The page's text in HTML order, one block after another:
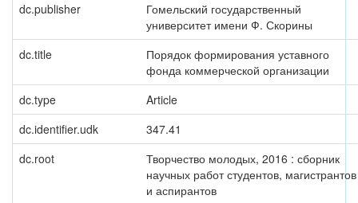
dc.publisher
Гомельский государственный
университет имени Ф. Скорины
dc.title
Порядок формирования уставного
фонда коммерческой организации
dc.type
Article
dc.identifier.udk
347.41
dc.root
Творчество молодых, 2016 : сборник
научных работ студентов, магистрантов
и аспирантов